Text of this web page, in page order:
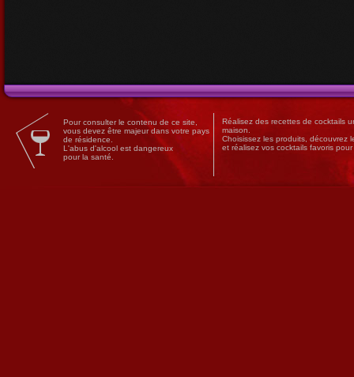
Pour consulter le contenu de ce site,
vous devez être majeur dans votre pays
de résidence.
L'abus d'alcool est dangereux
pour la santé.
Réalisez des recettes de cocktails
maison.
Choisissez les produits, découvrez
et réalisez vos cocktails favoris